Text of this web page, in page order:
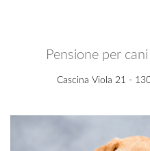
Pensione per
Cascina Viola 21 -